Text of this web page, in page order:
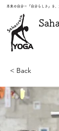
本来の自分＝『自分らしさ』を
< Back